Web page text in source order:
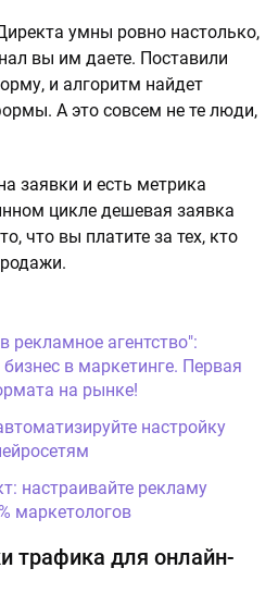
умны ровно настолько,
вы им даете. Поставили
и алгоритм найдет
А это совсем не те люди,
заявки и есть метрика
цикле дешевая заявка
что вы платите за тех, кто
рекламное агентство":
в маркетинге. Первая
на рынке!
настройку
настраивайте рекламу
маркетологов
трафика для онлайн-